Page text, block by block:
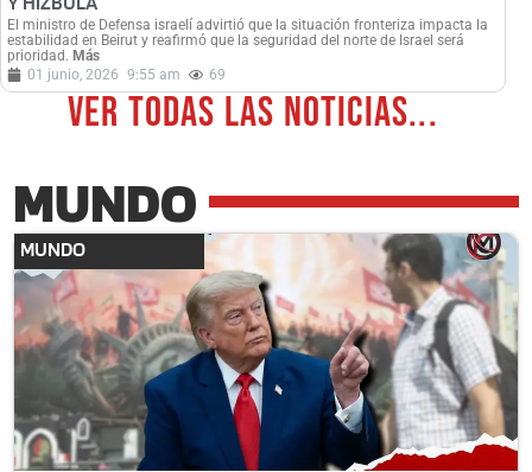
El ministro de Defensa israelí advirtió que la situación fronteriza impacta la
estabilidad en Beirut y reafirmó que la seguridad del norte de Israel será
prioridad. Más
01 junio, 2026 9:55 am 69
Ver todas las noticias...
MUNDO
MUNDO